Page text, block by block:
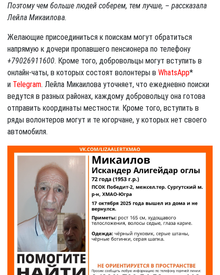
Поэтому чем больше людей соберем, тем лучше, – рассказала
Лейла Микаилова.
Желающие присоединиться к поискам могут обратиться
напрямую к дочери пропавшего пенсионера по телефону
+79026911600. Кроме того, добровольцы могут вступить в
онлайн-чаты, в которых состоят волонтеры в WhatsApp*
и Telegram. Лейла Микаилова уточняет, что ежедневно поиски
ведутся в разных районах, каждому добровольцу она готова
отправить координаты местности. Кроме того, вступить в
ряды волонтеров могут и те югорчане, у которых нет своего
автомобиля.